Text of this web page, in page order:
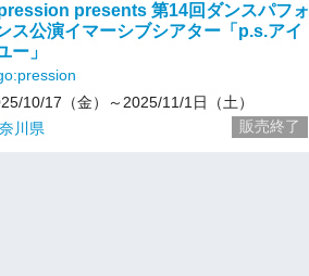
presents 第14回ダンスパフォ
ス公演イマーシブシアター「p.s.アイ
ー」
10/17（金）～2025/11/1日（土）
川県
販売終了